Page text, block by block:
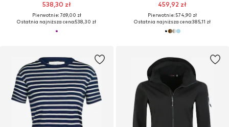
538,30 zł
Pierwotnie: 769,00 zł
Ostatnia najniższa cena:538,30 zł
459,92 zł
Pierwotnie: 574,90 zł
Ostatnia najniższa cena:385,11 zł